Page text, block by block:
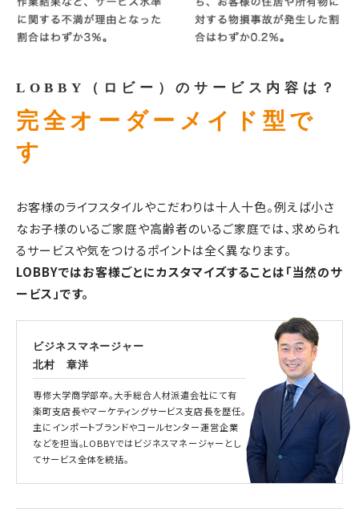
LOBBY（ロビー）のサービス内容は？
完全オーダーメイド型で
す
お客様のライフスタイルやこだわりは十人十色。例えば小さ
なお子様のいるご家庭や高齢者のいるご家庭では、求められ
るサービスや気をつけるポイントは全く異なります。
LOBBYではお客様ごとにカスタマイズすることは「当然のサ
ービス」です。
ビジネスマネージャー
北村 章洋
専修大学商学部卒。大手総合人材派遣会社にて有
楽町支店長やマーケティングサービス支店長を歴任。
主にインポートブランドやコールセンター運営企業
などを担当。LOBBYではビジネスマネージャーとし
てサービス全体を統括。